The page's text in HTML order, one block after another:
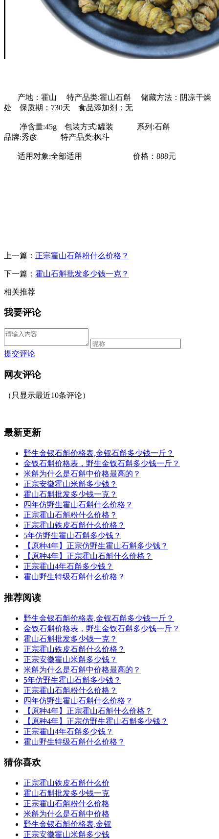
产地：霍山 特产品类:霍山石斛 储藏方法：阴凉干燥
处 保质期：730天 食品添加剂：无
净含量:45g 包装方式:罐装 系列:石斛
品牌:秀彦 特产品类:枫斗
适用对象:全部适用 价格：888元
上一篇： 正宗霍山石斛粉什么价格？
下一篇： 霍山石斛批发多少钱一克？
相关推荐
我要评论
提交评论
网友评论
（只显示最近10条评论）
最新更新
野生金钗石斛价格表,金钗石斛多少钱一斤？
金钗石斛价格表，野生金钗石斛多少钱一斤？
米斛为什么是石斛中价格最高的？
正宗安徽霍山米斛多少钱？
霍山石斛批发多少钱一克？
四年仿野生霍山石斛什么价格？
正宗霍山石斛粉什么价格？
正宗霍山铁皮石斛什么价格？
5年仿野生霍山石斛多少钱？
【原种4年】正宗仿野生霍山石斛多少钱？
【原种4年】正宗霍山石斛什么价格？
正宗霍山4年石斛多少钱？
霍山野生特级石斛什么价格？
推荐阅读
野生金钗石斛价格表,金钗石斛多少钱一斤？
金钗石斛价格表，野生金钗石斛多少钱一斤？
霍山石斛批发多少钱一克？
正宗霍山铁皮石斛什么价格？
正宗安徽霍山米斛多少钱？
米斛为什么是石斛中价格最高的？
5年仿野生霍山石斛多少钱？
正宗霍山石斛粉什么价格？
四年仿野生霍山石斛什么价格？
【原种4年】正宗霍山石斛什么价格？
【原种4年】正宗仿野生霍山石斛多少钱？
正宗霍山4年石斛多少钱？
霍山野生特级石斛什么价格？
猜你喜欢
正宗霍山铁皮石斛什么价
霍山石斛批发多少钱一克
正宗霍山石斛粉什么价格
米斛为什么是石斛中价格
野生金钗石斛价格表,金钗
正宗安徽霍山米斛多少钱